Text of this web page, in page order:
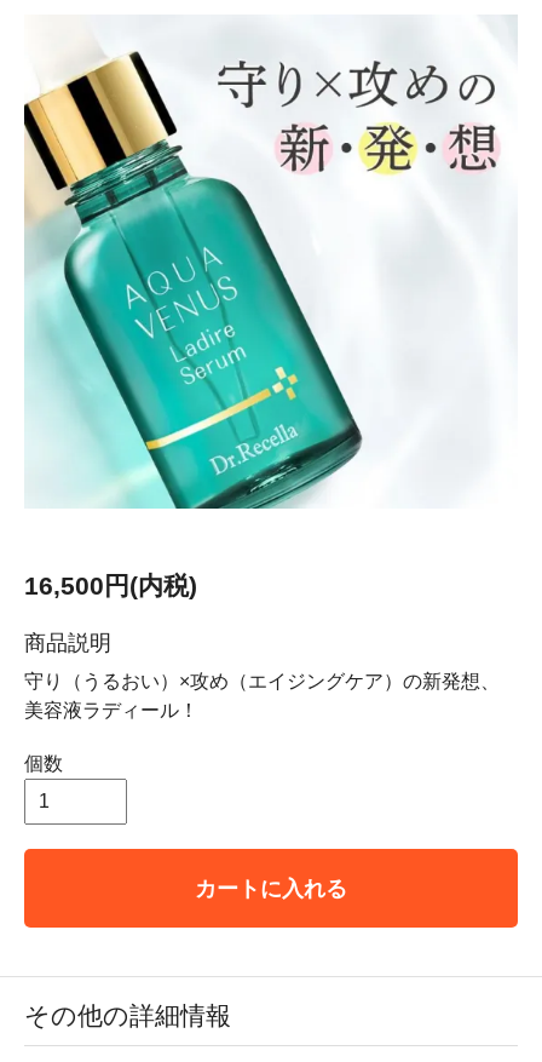
16,500円(内税)
商品説明
守り（うるおい）×攻め（エイジングケア）の新発想、
美容液ラディール！
個数
カートに入れる
その他の詳細情報